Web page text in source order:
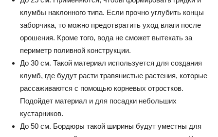
клумбы наклонного типа. Если прочно углубить концы
заборчика, то можно предотвратить уход влаги после
орошения. Кроме того, вода не сможет вытекать за
периметр поливной конструкции.
До 30 см. Такой материал используется для создания
клумб, где будут расти травянистые растения, которые
рассаживаются с помощью корневых отростков.
Подойдет материал и для посадки небольших
кустарников.
До 50 см. Бордюры такой ширины будут уместны для